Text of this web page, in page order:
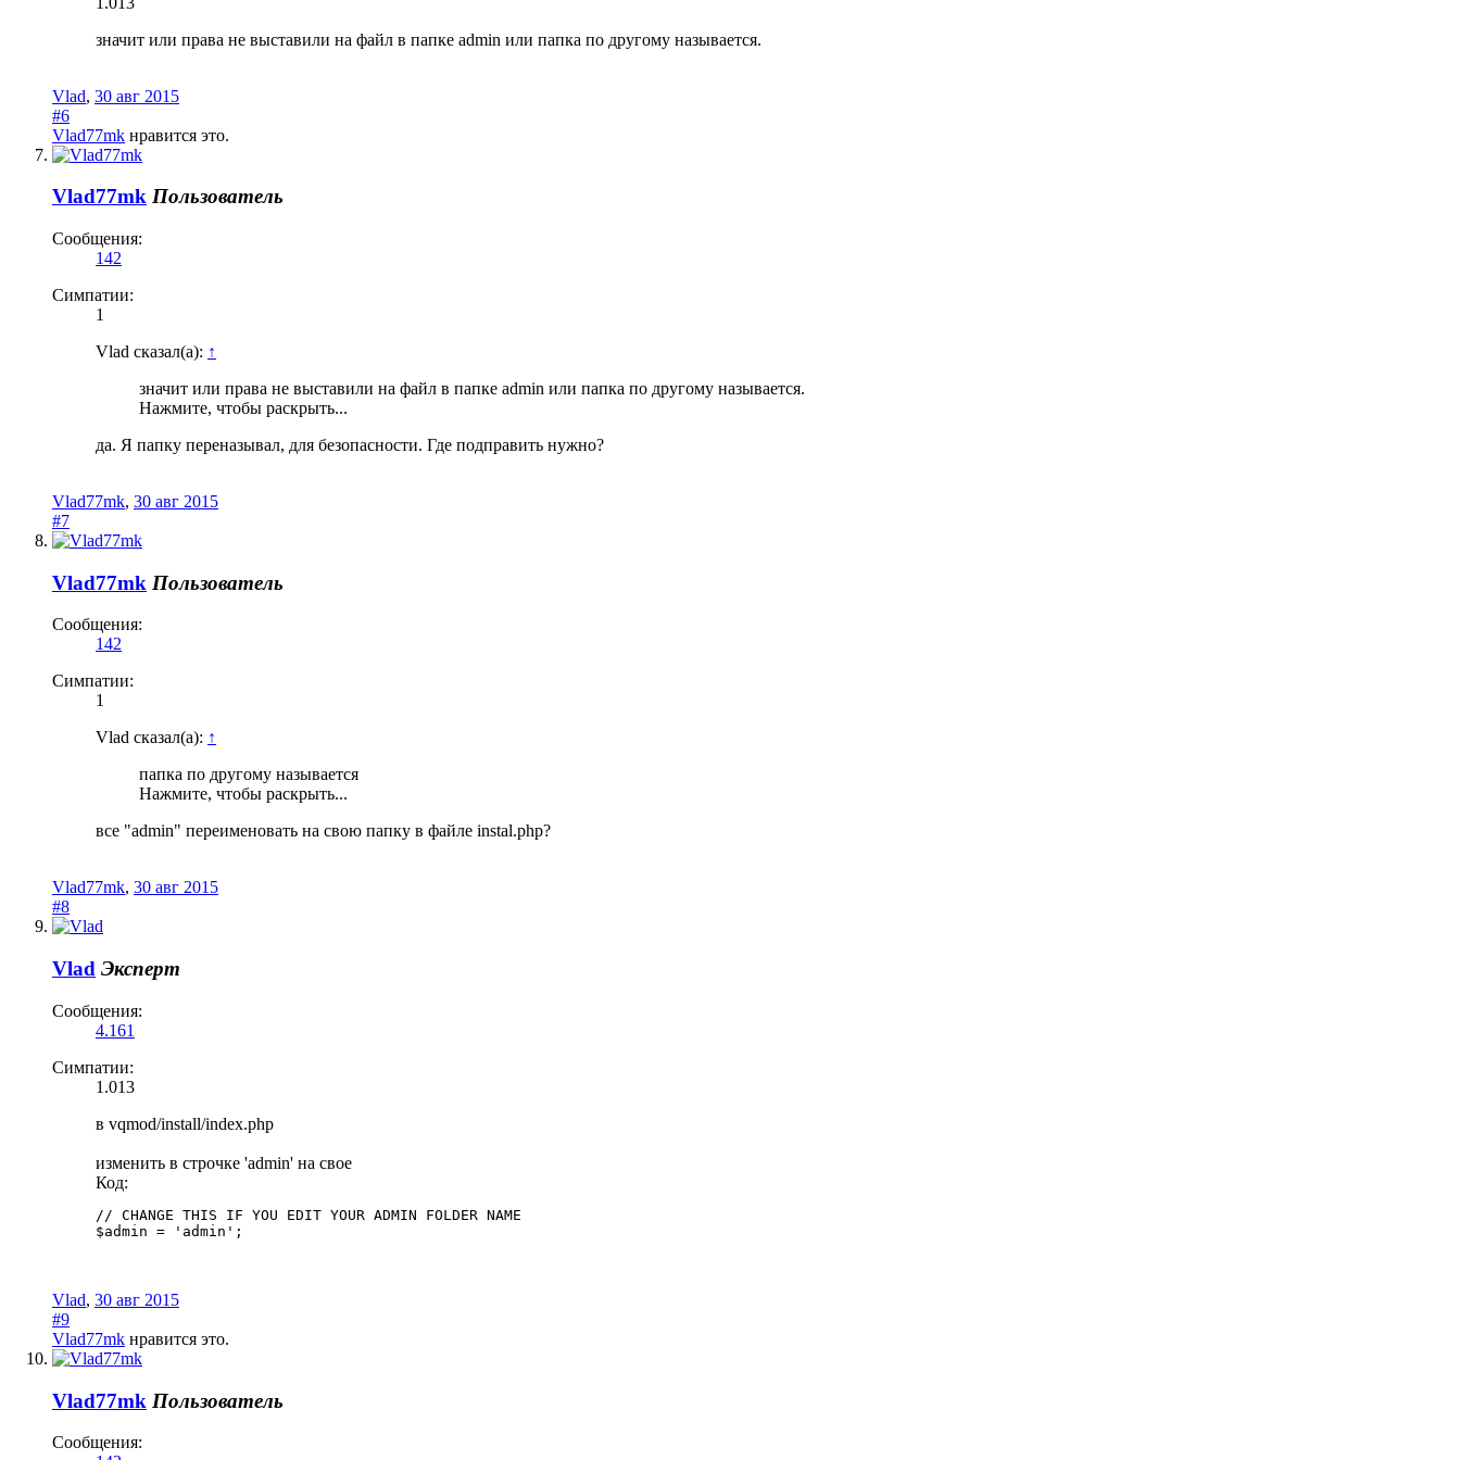
значит или права не выставили на файл в папке admin или папка по другому называется.
Vlad, 30 авг 2015
#6
Vlad77mk нравится это.
Vlad77mk Пользователь
Сообщения:
142
Симпатии:
1
Vlad сказал(а): ↑
значит или права не выставили на файл в папке admin или папка по другому называется.
Нажмите, чтобы раскрыть...
да. Я папку переназывал, для безопасности. Где подправить нужно?
Vlad77mk, 30 авг 2015
#7
Vlad77mk Пользователь
Сообщения:
142
Симпатии:
1
Vlad сказал(а): ↑
папка по другому называется
Нажмите, чтобы раскрыть...
все "admin" переименовать на свою папку в файле instal.php?
Vlad77mk, 30 авг 2015
#8
Vlad Эксперт
Сообщения:
4.161
Симпатии:
1.013
в vqmod/install/index.php
изменить в строчке 'admin' на свое
Код:
// CHANGE THIS IF YOU EDIT YOUR ADMIN FOLDER NAME
$admin = 'admin';
Vlad, 30 авг 2015
#9
Vlad77mk нравится это.
Vlad77mk Пользователь
Сообщения: